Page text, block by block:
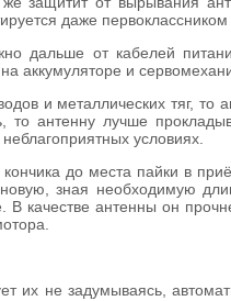
даже первоклассником
дальше от кабелей
аккумуляторе и
и металлических тяг,
антенну лучше
условиях.
до места пайки в
зная необходимую
антенны он
не задумываясь,